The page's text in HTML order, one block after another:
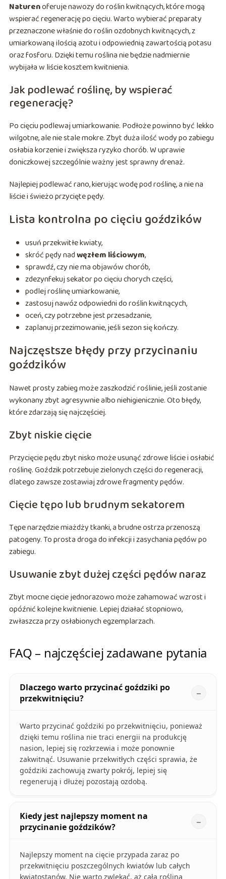
Naturenoferuje nawozy do roślin kwitnących, które mogą
wspierać regenerację po cięciu. Warto wybierać preparaty
przeznaczone właśnie do roślin ozdobnych kwitnących, z
umiarkowaną ilością azotu i odpowiednią zawartością potasu
oraz fosforu. Dzięki temu roślina nie będzie nadmiernie
wybijała w liście kosztem kwitnienia.
Jak podlewać roślinę, by wspierać
regenerację?
Po cięciu podlewaj umiarkowanie. Podłoże powinno być lekko
wilgotne, ale nie stale mokre. Zbyt duża ilość wody po zabiegu
osłabia korzenie i zwiększa ryzyko chorób. W uprawie
doniczkowej szczególnie ważny jest sprawny drenaż.
Najlepiej podlewać rano, kierując wodę pod roślinę, a nie na
liście i świeżo przycięte pędy.
Lista kontrolna po cięciu goździków
usuń przekwitłe kwiaty,
skróć pędy nadwęzłem liściowym,
sprawdź, czy nie ma objawów chorób,
zdezynfekuj sekator po cięciu chorych części,
podlej roślinę umiarkowanie,
zastosuj nawóz odpowiedni do roślin kwitnących,
oceń, czy potrzebne jest przesadzanie,
zaplanuj przezimowanie, jeśli sezon się kończy.
Najczęstsze błędy przy przycinaniu
goździków
Nawet prosty zabieg może zaszkodzić roślinie, jeśli zostanie
wykonany zbyt agresywnie albo niehigienicznie. Oto błędy,
które zdarzają się najczęściej.
Zbyt niskie cięcie
Przycięcie pędu zbyt nisko może usunąć zdrowe liście i osłabić
roślinę. Goździk potrzebuje zielonych części do regeneracji,
dlatego zawsze zostawiaj zdrowe fragmenty pędów.
Cięcie tępo lub brudnym sekatorem
Tępe narzędzie miażdży tkanki, a brudne ostrza przenoszą
patogeny. To prosta droga do infekcji i zasychania pędów po
zabiegu.
Usuwanie zbyt dużej części pędów naraz
Zbyt mocne cięcie jednorazowo może zahamować wzrost i
opóźnić kolejne kwitnienie. Lepiej działać stopniowo,
zwłaszcza przy osłabionych egzemplarzach.
FAQ – najczęściej zadawane pytania
Dlaczego warto przycinać goździki po
przekwitnięciu?
Warto przycinać goździki po przekwitnięciu, ponieważ
dzięki temu roślina nie traci energii na produkcję
nasion, lepiej się rozkrzewia i może ponownie
zakwitnąć. Usuwanie przekwitłych części sprawia, że
goździki zachowują zwarty pokrój, lepiej się
regenerują i dłużej pozostają ozdobą.
Kiedy jest najlepszy moment na
przycinanie goździków?
Najlepszy moment na cięcie przypada zaraz po
przekwitnięciu poszczególnych kwiatów lub całych
kwiatostanów. Nie warto zwlekać, aż cała roślina